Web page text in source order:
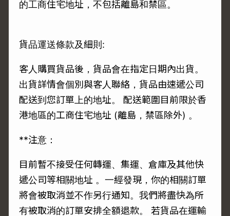
的工商住宅地址，不包括離島和禁區。
貨品運送條款及細則:
客人購買貨品後，貨品會在指定日期內出貨。
出貨詳情會個別與客人聯絡，貨品由速遞公司
配送到您訂單上的地址。 配送範圍目前限於香
港地區的工商住宅地址 (離島，禁區除外) 。
**注意：
目前暫不接受任何轉運、集運、倉庫及其他快
遞公司等相關地址 。一經發現，你的相關訂單
將會被取消並不作另行通知。我們將盡快為所
有被取消的訂單安排全額退款。 若貨品在運輸